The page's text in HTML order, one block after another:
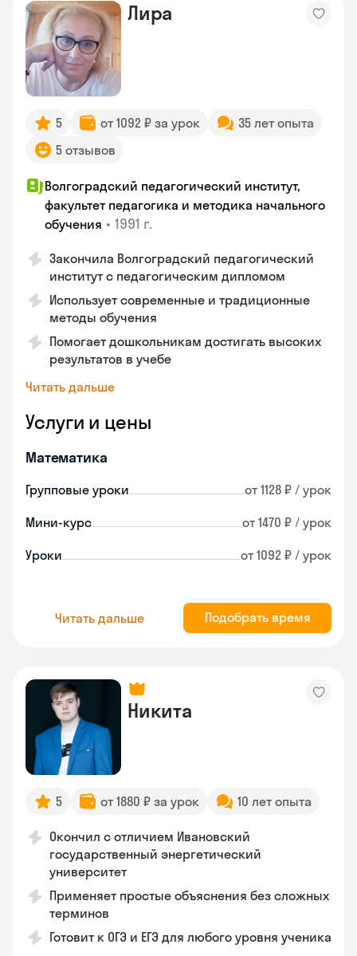
Лира
5 от 1092 ₽ за урок
35 лет опыта
5 отзывов
Волгоградский педагогический институт,
факультет педагогика и методика начального
обучения • 1991 г.
Закончила Волгоградский педагогический
институт с педагогическим дипломом
Использует современные и традиционные
методы обучения
Помогает дошкольникам достигать высоких
результатов в учебе
Читать дальше
Услуги и цены
Математика
Групповые уроки от 1128 ₽ / урок
Мини-курс от 1470 ₽ / урок
Уроки от 1092 ₽ / урок
Читать дальше Подобрать время
Никита
5 от 1880 ₽ за урок 10 лет опыта
Окончил с отличием Ивановский
государственный энергетический
университет
Применяет простые объяснения без сложных
терминов
Готовит к ОГЭ и ЕГЭ для любого уровня ученика